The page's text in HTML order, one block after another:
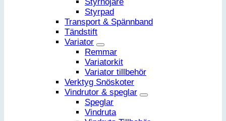
Styrpad
Transport & Spännband
Tändstift
Variator
Remmar
Variatorkit
Variator tillbehör
Verktyg Snöskoter
Vindrutor & speglar
Speglar
Vindruta